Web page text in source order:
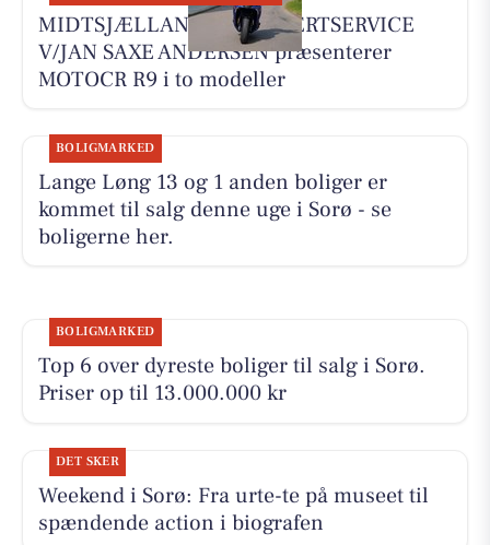
MIDTSJÆLLANDS KNALLERTSERVICE
V/JAN SAXE ANDERSEN præsenterer
MOTOCR R9 i to modeller
BOLIGMARKED
Lange Løng 13 og 1 anden boliger er
kommet til salg denne uge i Sorø - se
boligerne her.
BOLIGMARKED
Top 6 over dyreste boliger til salg i Sorø.
Priser op til 13.000.000 kr
DET SKER
Weekend i Sorø: Fra urte-te på museet til
spændende action i biografen